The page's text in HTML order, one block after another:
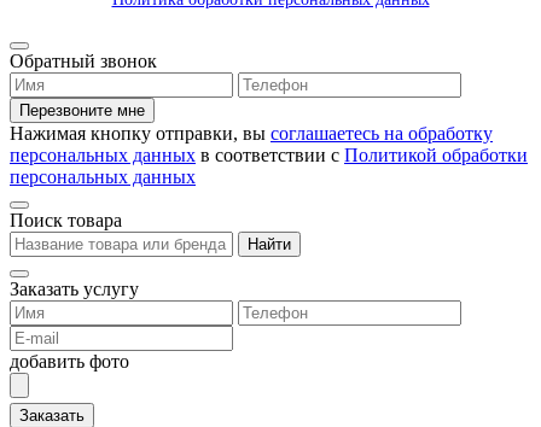
Обратный звонок
Перезвоните мне
Нажимая кнопку отправки, вы соглашаетесь на обработку
персональных данных в соответствии с Политикой обработки
персональных данных
Поиск товара
Найти
Заказать услугу
добавить фото
Заказать